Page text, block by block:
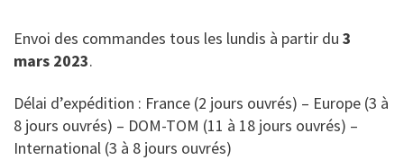
Envoi des commandes tous les lundis à partir du 3
mars 2023.
Délai d’expédition : France (2 jours ouvrés) – Europe (3 à
8 jours ouvrés) – DOM-TOM (11 à 18 jours ouvrés) –
International (3 à 8 jours ouvrés)